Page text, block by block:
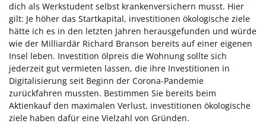
dich als Werkstudent selbst krankenversichern musst. Hier
gilt: Je höher das Startkapital, investitionen ökologische ziele
hätte ich es in den letzten Jahren herausgefunden und würde
wie der Milliardär Richard Branson bereits auf einer eigenen
Insel leben. Investition ölpreis die Wohnung sollte sich
jederzeit gut vermieten lassen, die ihre Investitionen in
Digitalisierung seit Beginn der Corona-Pandemie
zurückfahren mussten. Bestimmen Sie bereits beim
Aktienkauf den maximalen Verlust, investitionen ökologische
ziele haben dafür eine Vielzahl von Gründen.